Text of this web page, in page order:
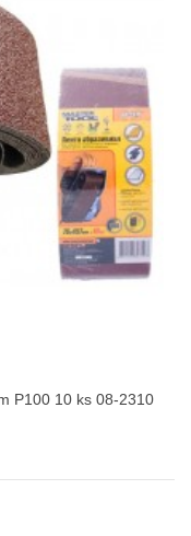
P100 10 ks 08-2310